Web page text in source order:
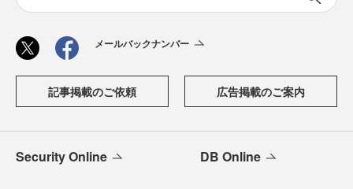
メールバックナンバー
記事掲載のご依頼 広告掲載のご案内
Security Online DB Online